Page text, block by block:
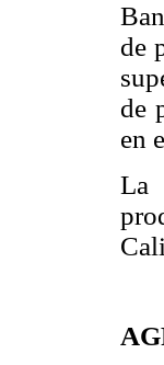
de
de
en
La